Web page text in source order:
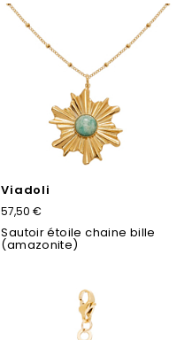
Viadoli
57,50 €
Sautoir étoile chaine bille
(amazonite)